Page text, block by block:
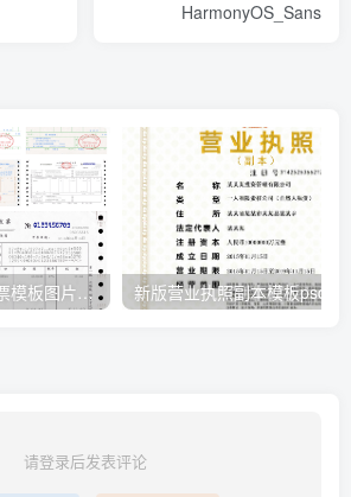
HarmonyOS_Sans
最新增值税专用发票模板图片、文字均可修改 新版营业执照副本模板psd
请登录后发表评论